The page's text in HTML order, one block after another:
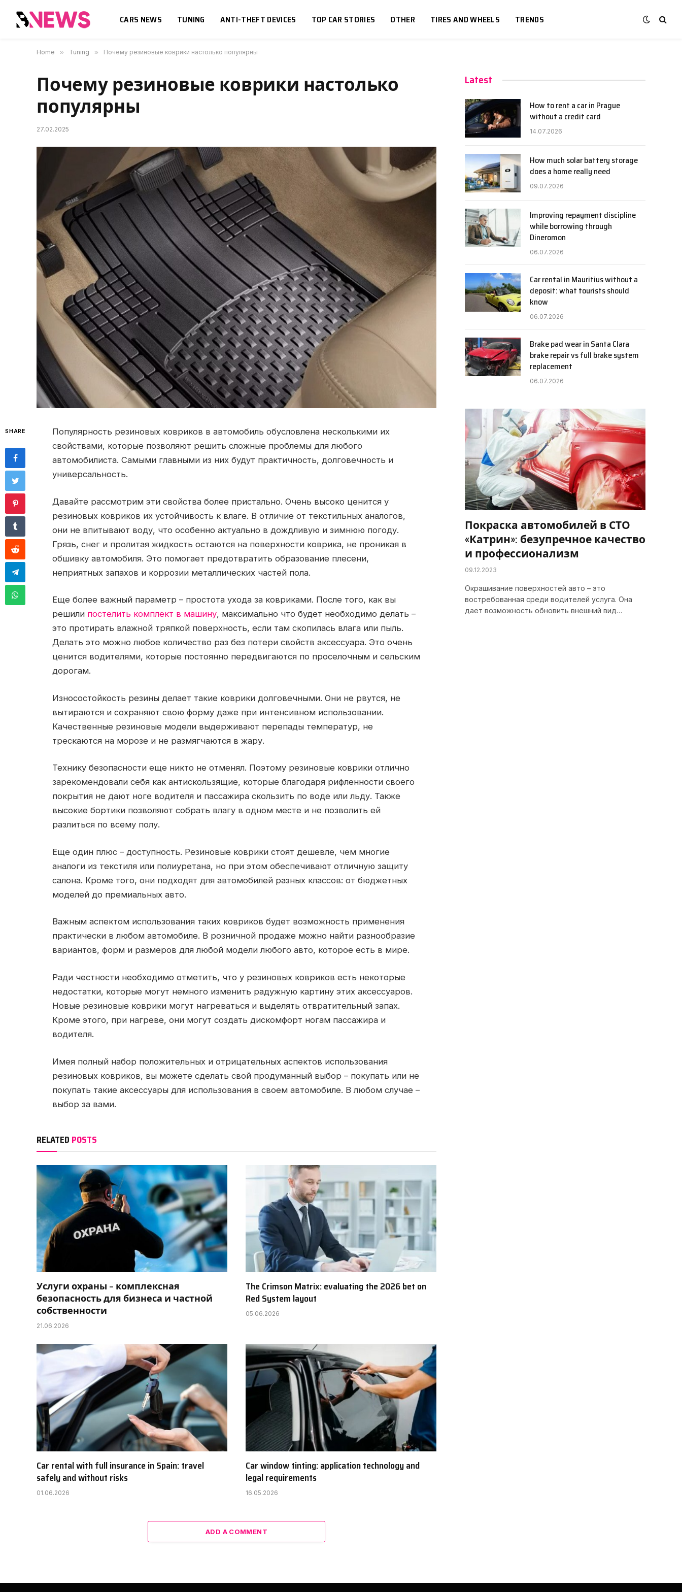
CARS NEWS TUNING ANTI-THEFT DEVICES TOP CAR STORIES OTHER TIRES AND WHEELS TRENDS
Home » Tuning » Почему резиновые коврики настолько популярны
Почему резиновые коврики настолько
популярны
27.02.2025
SHARE
Популярность резиновых ковриков в автомобиль обусловлена несколькими их
свойствами, которые позволяют решить сложные проблемы для любого
автомобилиста. Самыми главными из них будут практичность, долговечность и
универсальность.
Давайте рассмотрим эти свойства более пристально. Очень высоко ценится у
резиновых ковриков их устойчивость к влаге. В отличие от текстильных аналогов,
они не впитывают воду, что особенно актуально в дождливую и зимнюю погоду.
Грязь, снег и пролитая жидкость остаются на поверхности коврика, не проникая в
обшивку автомобиля. Это помогает предотвратить образование плесени,
неприятных запахов и коррозии металлических частей пола.
Еще более важный параметр – простота ухода за ковриками. После того, как вы
решили постелить комплект в машину, максимально что будет необходимо делать –
это протирать влажной тряпкой поверхность, если там скопилась влага или пыль.
Делать это можно любое количество раз без потери свойств аксессуара. Это очень
ценится водителями, которые постоянно передвигаются по проселочным и сельским
дорогам.
Износостойкость резины делает такие коврики долговечными. Они не рвутся, не
вытираются и сохраняют свою форму даже при интенсивном использовании.
Качественные резиновые модели выдерживают перепады температур, не
трескаются на морозе и не размягчаются в жару.
Технику безопасности еще никто не отменял. Поэтому резиновые коврики отлично
зарекомендовали себя как антискользящие, которые благодаря рифленности своего
покрытия не дают ноге водителя и пассажира скользить по воде или льду. Также
высокие бортики позволяют собрать влагу в одном месте и не позволить ей
разлиться по всему полу.
Еще один плюс – доступность. Резиновые коврики стоят дешевле, чем многие
аналоги из текстиля или полиуретана, но при этом обеспечивают отличную защиту
салона. Кроме того, они подходят для автомобилей разных классов: от бюджетных
моделей до премиальных авто.
Важным аспектом использования таких ковриков будет возможность применения
практически в любом автомобиле. В розничной продаже можно найти разнообразие
вариантов, форм и размеров для любой модели любого авто, которое есть в мире.
Ради честности необходимо отметить, что у резиновых ковриков есть некоторые
недостатки, которые могут немного изменить радужную картину этих аксессуаров.
Новые резиновые коврики могут нагреваться и выделять отвратительный запах.
Кроме этого, при нагреве, они могут создать дискомфорт ногам пассажира и
водителя.
Имея полный набор положительных и отрицательных аспектов использования
резиновых ковриков, вы можете сделать свой продуманный выбор – покупать или не
покупать такие аксессуары для использования в своем автомобиле. В любом случае –
выбор за вами.
RELATED POSTS
Услуги охраны – комплексная
безопасность для бизнеса и частной
собственности
21.06.2026
The Crimson Matrix: evaluating the 2026 bet on
Red System layout
05.06.2026
Car rental with full insurance in Spain: travel
safely and without risks
01.06.2026
Car window tinting: application technology and
legal requirements
16.05.2026
ADD A COMMENT
Latest
How to rent a car in Prague
without a credit card
14.07.2026
How much solar battery storage
does a home really need
09.07.2026
Improving repayment discipline
while borrowing through
Dineromon
06.07.2026
Car rental in Mauritius without a
deposit: what tourists should
know
06.07.2026
Brake pad wear in Santa Clara
brake repair vs full brake system
replacement
06.07.2026
Покраска автомобилей в СТО
«Катрин»: безупречное качество
и профессионализм
09.12.2023
Окрашивание поверхностей авто – это
востребованная среди водителей услуга. Она
дает возможность обновить внешний вид…